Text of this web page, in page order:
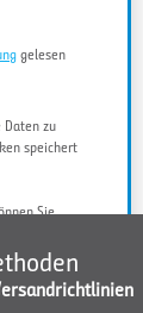
gelesen
Daten zu
speichert
Sie